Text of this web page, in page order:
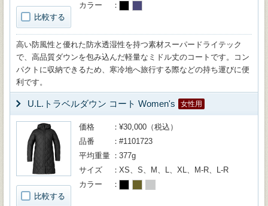
比較する
カラー
高い防風性と優れた防水透湿性を持つ素材スーパードライテック
で、高品質ダウンを包み込んだ軽量なミドル丈のコートです。コン
パクトに収納できるため、寒冷地へ旅行する際などの持ち運びに便
利です。
U.L.トラベルダウン コート Women's 女性用
比較する
価格
¥30,000（税込）
品番
#1101723
平均重量
377g
サイズ
XS、S、M、L、XL、M-R、L-R
カラー